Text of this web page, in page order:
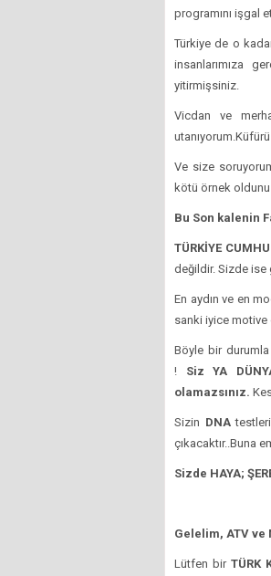
programını işgal
Türkiye de o
insanlarımıza
yitirmişsiniz.
Vicdan ve
Ve size
kötü örnek
Bu Son kalenin
TÜRKİYE
değildir. Sizde ise
En aydın ve en
sanki iyice motive
Böyle bir
! Siz YA
olamazsınız.
Sizin DNA
çıkacaktır..Buna
Sizde HAYA;
Gelelim, ATV ve
Lütfen birTÜRK